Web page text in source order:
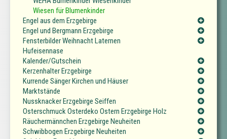
Wiesen für Blumenkinder
Engel aus dem Erzgebirge
Engel und Bergmann Erzgebirge
Fensterbilder Weihnacht Laternen
Hufeisennase
Kalender/Gutschein
Kerzenhalter Erzgebirge
Kurrende Sänger Kirchen und Häuser
Marktstände
Nussknacker Erzgebirge Seiffen
Osterschmuck Osterdeko Ostern Erzgebirge Holz
Räuchermännchen Erzgebirge Neuheiten
Schwibbogen Erzgebirge Neuheiten